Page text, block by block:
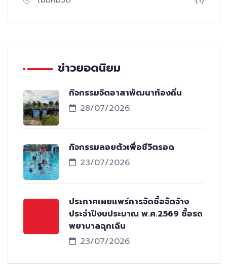
ข่าวยอดนิยม
กิจกรรมจิตอาสาพัฒนาท้องถิ่น
28/07/2026
กิจกรรมลอยตัวเพื่อชีวิตรอด
23/07/2026
ประกาศเผยแพร่การจัดซื้อจัดจ้าง
ประจำปีงบประมาณ พ.ศ.2569 ซื้อรถ
พยาบาลฉุกเฉิน
23/07/2026